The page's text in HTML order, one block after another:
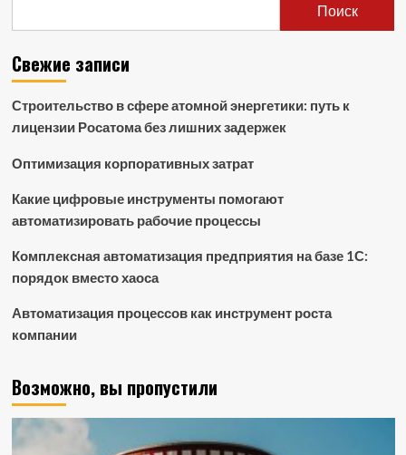
Поиск
Свежие записи
Строительство в сфере атомной энергетики: путь к
лицензии Росатома без лишних задержек
Оптимизация корпоративных затрат
Какие цифровые инструменты помогают
автоматизировать рабочие процессы
Комплексная автоматизация предприятия на базе 1С:
порядок вместо хаоса
Автоматизация процессов как инструмент роста
компании
Возможно, вы пропустили